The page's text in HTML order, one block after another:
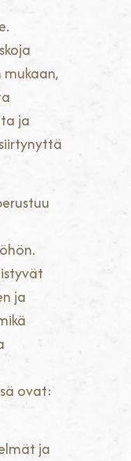
ja
ja
ovat:
ja